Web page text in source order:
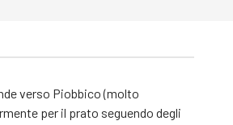
verso Piobbico (molto
per il prato seguendo degli